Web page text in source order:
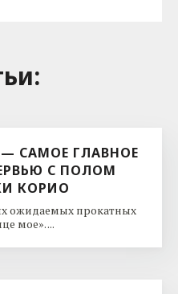
САМОЕ ГЛАВНОЕ
С ПОЛОМ
КОРИО
ожидаемых прокатных
мое». ...